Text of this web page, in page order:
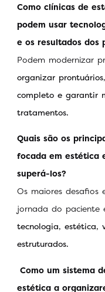
Como clínicas de
podem usar
e os resultados dos
Podem modernizar
organizar
completo e garantir
tratamentos.
Quais são os
focada em estética
superá-los?
Os maiores desafios
jornada do paciente
tecnologia, estética,
estruturados.
Como um sistema
estética a